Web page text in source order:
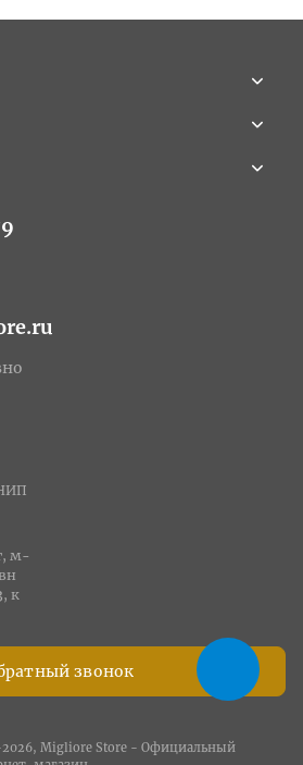
звонок
м-
к
Migliore Store - Официальный